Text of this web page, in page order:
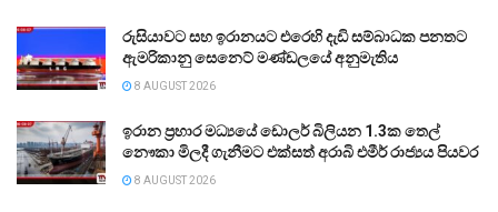
රුසියාවට සහ ඉරානයට එරෙහි දැඩි සම්බාධක පනතට
ඇමරිකානු සෙනෙට් මණ්ඩලයේ අනුමැතිය
8 AUGUST 2026
ඉරාන ප්‍රහාර මධ්‍යයේ ඩොලර් බිලියන 1.3ක තෙල්
නෞකා මිලදී ගැනීමට එක්සත් අරාබි එමීර් රාජ්‍යය පියවර
8 AUGUST 2026